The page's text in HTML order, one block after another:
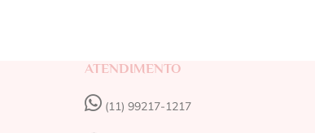
ATENDIMENTO
(11) 99217-1217‬